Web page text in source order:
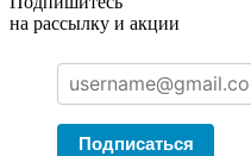
на рассылку и акции
Подписаться